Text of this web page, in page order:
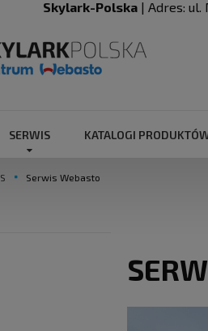
Skylark-Polska| Adres: ul.
SERWIS KATALOGI
Serwis Webasto